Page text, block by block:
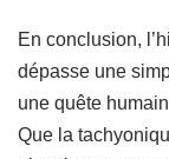
En conclusion,
dépasse une
une quête
Que la